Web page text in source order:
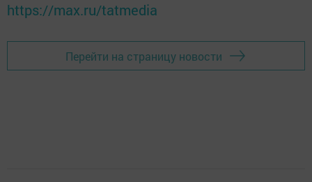
https://max.ru/tatmedia
Перейти на страницу новости